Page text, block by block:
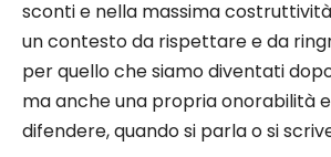
sconti e nella massima
un contesto da rispettare e da
per quello che siamo diventati
ma anche una propria onorabilità
difendere, quando si parla o si